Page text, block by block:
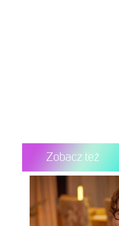
Zobacz też